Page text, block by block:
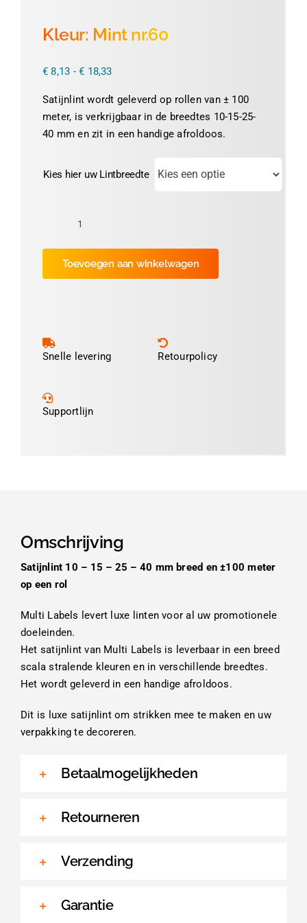
Evolis
Accessoires
Kleur: Mint nr.60
€ 8,13 - € 18,33Prijsklasse:
tot
€ 18,33
Satijnlint wordt geleverd op rollen van ± 100
meter, is verkrijgbaar in de breedtes 10-15-25-
40 mm en zit in een handige afroldoos.
Kies hier uw Lintbreedte
Kleur:
Mint
nr.60
aantal
Toevoegen aan winkelwagen
Snelle levering Retourpolicy
Supportlijn
Omschrijving
Satijnlint 10 – 15 – 25 – 40 mm breed en ±100 meter
op een rol
Multi Labels levert luxe linten voor al uw promotionele
doeleinden.
Het satijnlint van Multi Labels is leverbaar in een breed
scala stralende kleuren en in verschillende breedtes.
Het wordt geleverd in een handige afroldoos.
Dit is luxe satijnlint om strikken mee te maken en uw
verpakking te decoreren.
Betaalmogelijkheden
Retourneren
Verzending
Garantie